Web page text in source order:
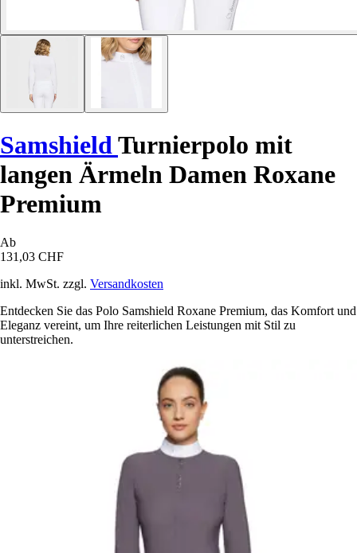
Samshield Turnierpolo mit
langen Ärmeln Damen Roxane
Premium
Ab
131,03 CHF
inkl. MwSt. zzgl. Versandkosten
Entdecken Sie das Polo Samshield Roxane Premium, das Komfort und
Eleganz vereint, um Ihre reiterlichen Leistungen mit Stil zu
unterstreichen.